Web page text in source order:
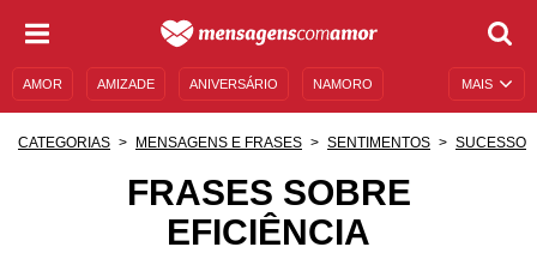
MAIS
AMOR AMIZADE ANIVERSÁRIO NAMORO
MENSAGENS E FRASES MENSAGENS DE ANIVERSÁRIO
CATEGORIAS MENSAGENS E FRASES SENTIMENTOS SUCESSO
FRASES SOBRE
EFICIÊNCIA